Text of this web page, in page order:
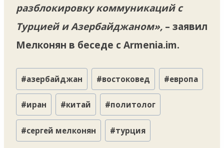
разблокировку коммуникаций с
Турцией и Азербайджаном», – заявил
Мелконян в беседе с Armenia.im.
Метки
записи:
#азербайджан #востоковед #европа
#иран #китай #политолог
#сергей мелконян #турция